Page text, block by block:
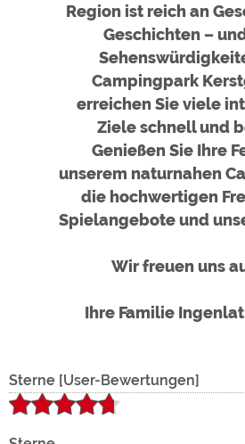
Region ist reich an
Geschichten –
Campingpark
erreichen Sie viele
Ziele schnell und
Genießen Sie Ihre
unserem naturnahen
die hochwertigen
Spielangebote und
Wir freuen uns
Ihre Familie
Sterne [User-Bewertungen]